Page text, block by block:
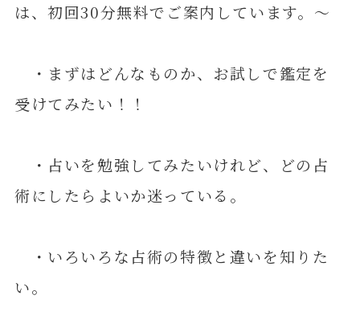
は、初回30分無料でご案内しています。～
・まずはどんなものか、お試しで鑑定を
受けてみたい！！
・占いを勉強してみたいけれど、どの占
術にしたらよいか迷っている。
・いろいろな占術の特徴と違いを知りた
い。